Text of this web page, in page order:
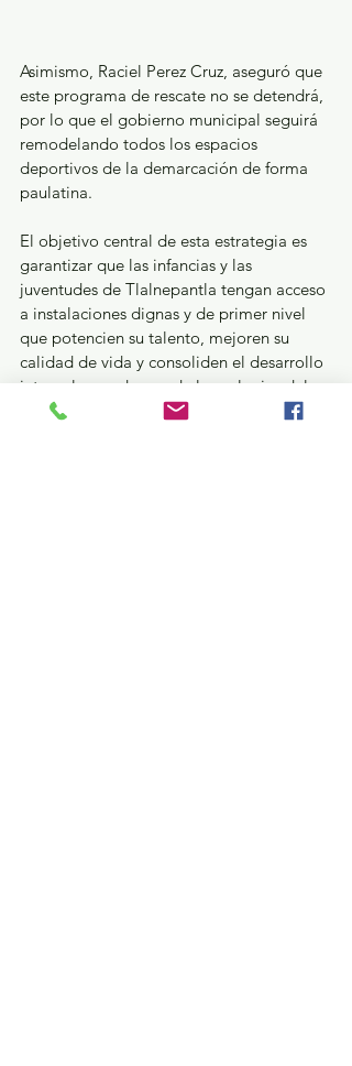
​Asimismo, Raciel Perez Cruz, aseguró que
este programa de rescate no se detendrá,
por lo que el gobierno municipal seguirá
remodelando todos los espacios
deportivos de la demarcación de forma
paulatina.
El objetivo central de esta estrategia es
garantizar que las infancias y las
juventudes de Tlalnepantla tengan acceso
a instalaciones dignas y de primer nivel
que potencien su talento, mejoren su
calidad de vida y consoliden el desarrollo
integral en cada una de las colonias del
municipio.